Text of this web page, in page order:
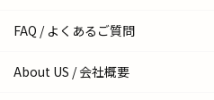
FAQ / よくあるご質問
About US / 会社概要